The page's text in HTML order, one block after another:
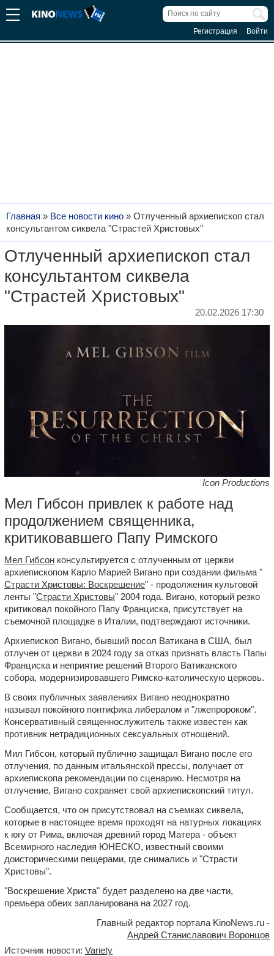
Регистрация Войти
Главная » Все новости кино » Отлученный архиепископ стал
консультантом сиквела "Страстей Христовых"
Отлученный архиепископ стал
консультантом сиквела
"Страстей Христовых"
20.02.2026 17:30
Icon Productions
Мел Гибсон привлек к работе над
продолжением священника,
критиковавшего Папу Римского
Мел Гибсон консультируется с отлученным от церкви
архиепископом Карло Марией Вигано при создании фильма "
Страсти Христовы: Воскрешение" - продолжения культовой
ленты "Страсти Христовы" 2004 года. Вигано, который резко
критиковал покойного Папу Франциска, присутствует на
съемочной площадке в Италии, подтверждают источники.
Архиепископ Вигано, бывший посол Ватикана в США, был
отлучен от церкви в 2024 году за отказ признать власть Папы
Франциска и неприятие решений Второго Ватиканского
собора, модернизировавшего Римско-католическую церковь.
В своих публичных заявлениях Вигано неоднократно
называл покойного понтифика либералом и "лжепророком".
Консервативный священнослужитель также известен как
противник нетрадиционных сексуальных отношений.
Мил Гибсон, который публично защищал Вигано после его
отлучения, по данным итальянской прессы, получает от
архиепископа рекомендации по сценарию. Несмотря на
отлучение, Вигано сохраняет свой архиепископский титул.
Сообщается, что он присутствовал на съемках сиквела,
которые в настоящее время проходят на натурных локациях
к югу от Рима, включая древний город Матера - объект
Всемирного наследия ЮНЕСКО, известный своими
доисторическими пещерами, где снимались и "Страсти
Христовы".
"Воскрешение Христа" будет разделено на две части,
премьера обеих запланирована на 2027 год.
Главный редактор портала KinoNews.ru -
Андрей Станиславович Воронцов
Источник новости: Variety